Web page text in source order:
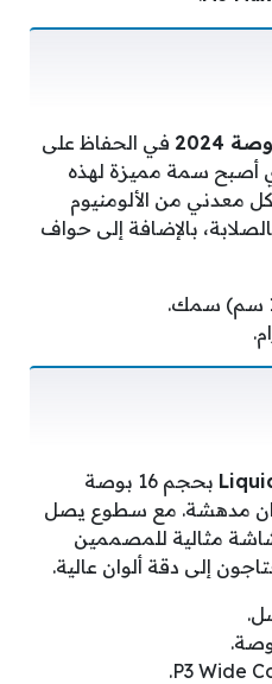
في الحفاظ على
أصبح سمة مميزة لهذه
معدني من الألومنيوم
بالإضافة إلى حواف
بحجم 16 بوصة
مدهشة. مع سطوع يصل
الشاشة مثالية للمصممين
إلى دقة ألوان عالية.